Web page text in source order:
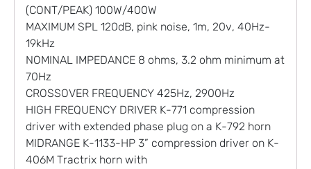
(CONT/PEAK) 100W/400W
MAXIMUM SPL 120dB, pink noise, 1m, 20v, 40Hz-
19kHz
NOMINAL IMPEDANCE 8 ohms, 3.2 ohm minimum at
70Hz
CROSSOVER FREQUENCY 425Hz, 2900Hz
HIGH FREQUENCY DRIVER K-771 compression
driver with extended phase plug on a K-792 horn
MIDRANGE K-1133-HP 3” compression driver on K-
406M Tractrix horn with